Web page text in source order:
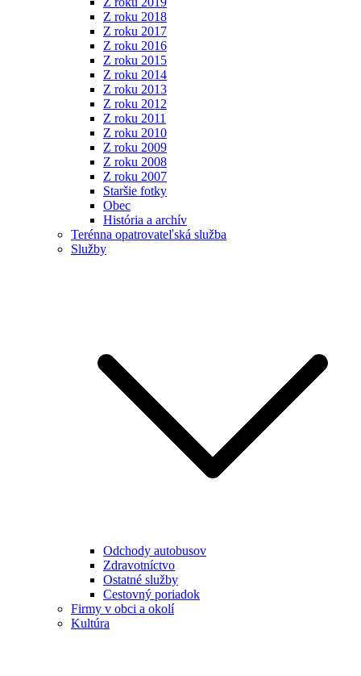
Z roku 2018
Z roku 2017
Z roku 2016
Z roku 2015
Z roku 2014
Z roku 2013
Z roku 2012
Z roku 2011
Z roku 2010
Z roku 2009
Z roku 2008
Z roku 2007
Staršie fotky
Obec
História a archív
Terénna opatrovateľská služba
Služby
Odchody autobusov
Zdravotníctvo
Ostatné služby
Cestovný poriadok
Firmy v obci a okolí
Kultúra